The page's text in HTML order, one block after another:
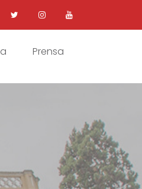
Prensa